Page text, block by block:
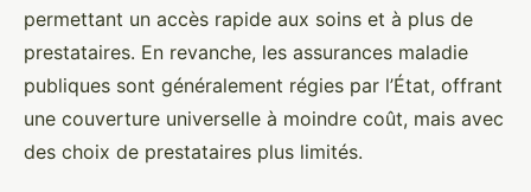
permettant un accès rapide aux soins et à plus de
prestataires. En revanche, les assurances maladie
publiques sont généralement régies par l’État, offrant
une couverture universelle à moindre coût, mais avec
des choix de prestataires plus limités.